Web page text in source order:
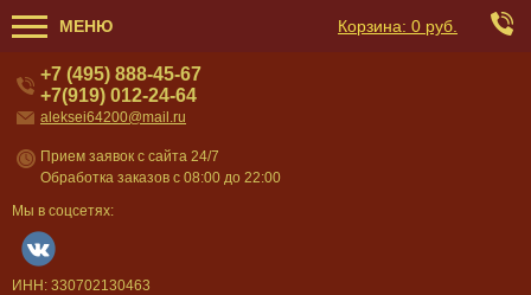
МЕНЮ Корзина: 0 руб.
+7 (495) 888-45-67
+7(919) 012-24-64
aleksei64200@mail.ru
Прием заявок с сайта 24/7
Обработка заказов с 08:00 до 22:00
Мы в соцсетях:
ИНН: 330702130463